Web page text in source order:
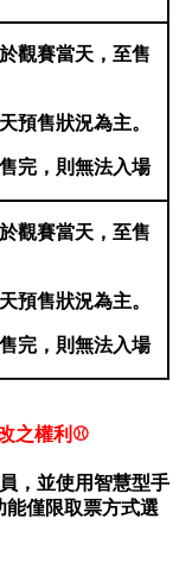
觀賽當天，至售
預售狀況為主。
完，則無法入場
觀賽當天，至售
預售狀況為主。
完，則無法入場
之權利⚾
，並使用智慧型手
能僅限取票方式選